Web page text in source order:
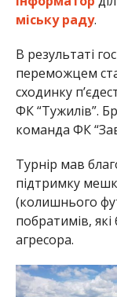
міську раду.
В результаті
переможцем
сходинку
ФК “Тужилів”.
команда ФК
Турнір мав
підтримку
(колишнього
побратимів, які
агресора.